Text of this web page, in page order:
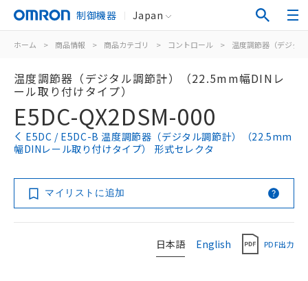
制御機器 Japan
ホーム > 商品情報 > 商品カテゴリ > コントロール > 温度調節器（デジタ
温度調節器（デジタル調節計）（22.5mm幅DINレ
ール取り付けタイプ）
E5DC-QX2DSM-000
E5DC / E5DC-B 温度調節器（デジタル調節計）（22.5mm
幅DINレール取り付けタイプ） 形式セレクタ
マイリストに追加
日本語 English PDF出力